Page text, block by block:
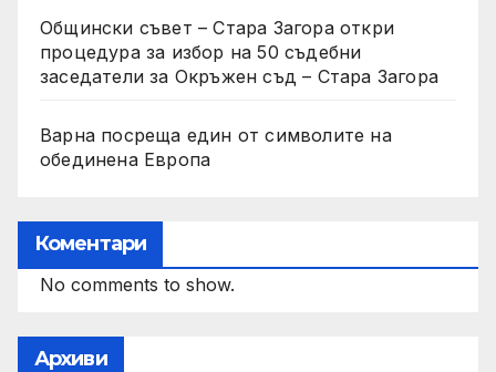
Общински съвет – Стара Загора откри
процедура за избор на 50 съдебни
заседатели за Окръжен съд – Стара Загора
Варна посреща един от символите на
обединена Европа
Коментари
No comments to show.
Архиви